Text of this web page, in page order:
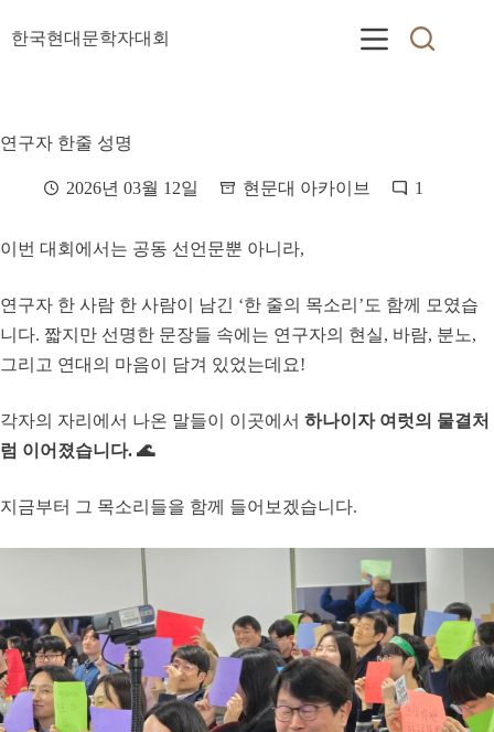
문
뛰
한국현대문학자대회
연구자 한줄 성명
2026년 03월 12일 현문대 아카이브 1
이번 대회에서는 공동 선언문뿐 아니라,
연구자 한 사람 한 사람이 남긴 ‘한 줄의 목소리’도 함께 모였습
니다. 짧지만 선명한 문장들 속에는 연구자의 현실, 바람, 분노,
그리고 연대의 마음이 담겨 있었는데요!
각자의 자리에서 나온 말들이 이곳에서 하나이자 여럿의 물결처
럼 이어졌습니다. 🌊
지금부터 그 목소리들을 함께 들어보겠습니다.